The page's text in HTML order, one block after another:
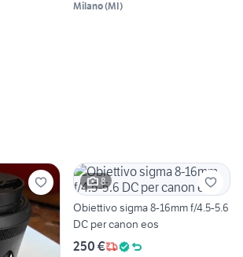
Milano(MI)
8
Obiettivo sigma 8-16mm f/4.5-5.6
DC per canon eos
250 €